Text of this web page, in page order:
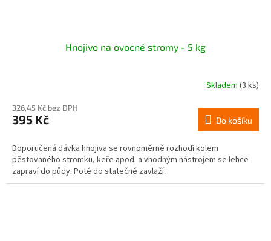
Hnojivo na ovocné stromy - 5 kg
Skladem (3 ks)
326,45 Kč bez DPH
395 Kč Do košíku
Doporučená dávka hnojiva se rovnoměrně rozhodí kolem
pěstovaného stromku, keře apod. a vhodným nástrojem se lehce
zapraví do půdy. Poté do statečně zavlaží.